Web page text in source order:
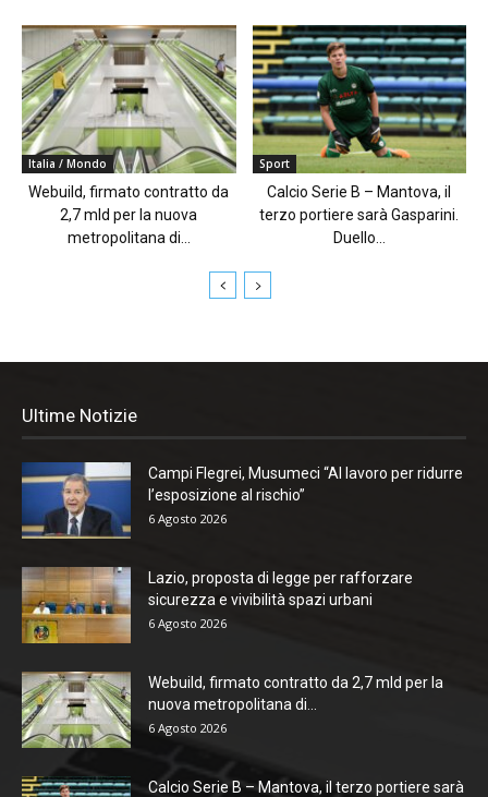
Italia / Mondo
Webuild, firmato contratto da
2,7 mld per la nuova
metropolitana di...
Sport
Calcio Serie B – Mantova, il
terzo portiere sarà Gasparini.
Duello...
Ultime Notizie
Campi Flegrei, Musumeci “Al lavoro per ridurre
l’esposizione al rischio”
6 Agosto 2026
Lazio, proposta di legge per rafforzare
sicurezza e vivibilità spazi urbani
6 Agosto 2026
Webuild, firmato contratto da 2,7 mld per la
nuova metropolitana di...
6 Agosto 2026
Calcio Serie B – Mantova, il terzo portiere sarà